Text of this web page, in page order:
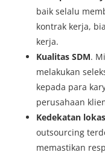
baik selalu
kontrak kerja,
kerja.
Kualitas SDM.
melakukan
kepada para
perusahaan
Kedekatan
outsourcing
memastikan